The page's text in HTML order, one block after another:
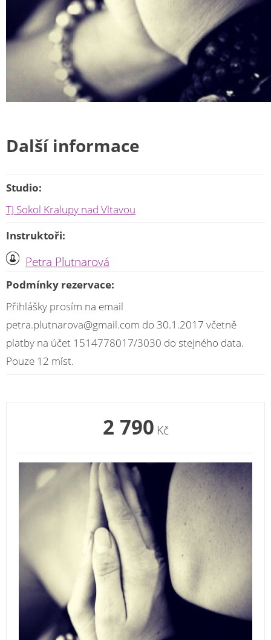
Další informace
Studio:
TJ Sokol Kralupy nad Vltavou
Instruktoři:
Petra Plutnarová
Podmínky rezervace:
Přihlášky prosím na email
petra.plutnarova@gmail.com do 30.1.2017 včetně
platby na účet 1514778017/3030 do stejného data.
Pouze 12 míst.
2 790 Kč